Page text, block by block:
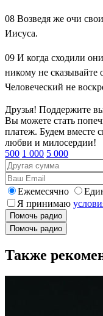
08 Возведя же очи
Иисуса.
09 И когда сходили
никому не
Человеческий не
Друзья! Поддержите
Вы можете стать
платеж. Будем вместе
любви и милосердии!
500 1 000 5 000
Ежемесячно
Я принимаю
Помочь радио
Помочь радио
Также